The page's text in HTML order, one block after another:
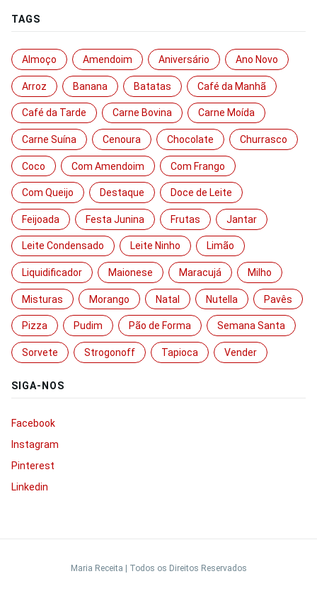
TAGS
Almoço Amendoim Aniversário Ano Novo
Arroz Banana Batatas Café da Manhã
Café da Tarde Carne Bovina Carne Moída
Carne Suína Cenoura Chocolate Churrasco
Coco Com Amendoim Com Frango
Com Queijo Destaque Doce de Leite
Feijoada Festa Junina Frutas Jantar
Leite Condensado Leite Ninho Limão
Liquidificador Maionese Maracujá Milho
Misturas Morango Natal Nutella Pavês
Pizza Pudim Pão de Forma Semana Santa
Sorvete Strogonoff Tapioca Vender
SIGA-NOS
Facebook
Instagram
Pinterest
Linkedin
Maria Receita | Todos os Direitos Reservados